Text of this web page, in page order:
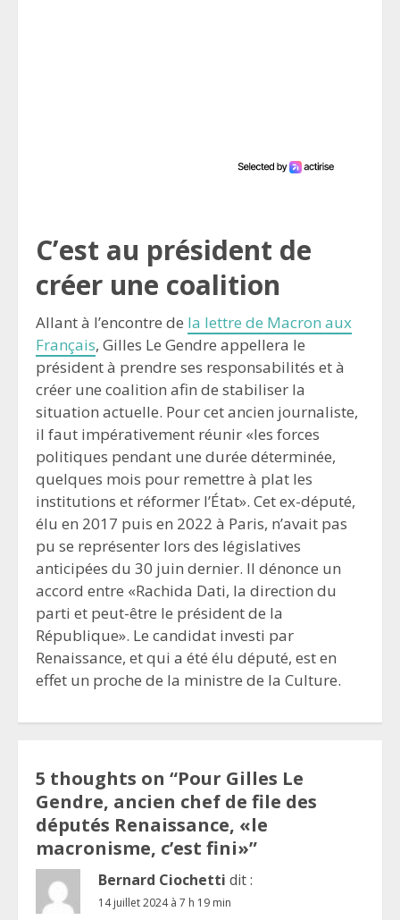
C’est au président de
créer une coalition
Allant à l’encontre de la lettre de Macron aux
Français, Gilles Le Gendre appellera le
président à prendre ses responsabilités et à
créer une coalition afin de stabiliser la
situation actuelle. Pour cet ancien journaliste,
il faut impérativement réunir «les forces
politiques pendant une durée déterminée,
quelques mois pour remettre à plat les
institutions et réformer l’État». Cet ex-député,
élu en 2017 puis en 2022 à Paris, n’avait pas
pu se représenter lors des législatives
anticipées du 30 juin dernier. Il dénonce un
accord entre «Rachida Dati, la direction du
parti et peut-être le président de la
République». Le candidat investi par
Renaissance, et qui a été élu député, est en
effet un proche de la ministre de la Culture.
5 thoughts on “Pour Gilles Le
Gendre, ancien chef de file des
députés Renaissance, «le
macronisme, c’est fini»”
Bernard Ciochetti dit :
14 juillet 2024 à 7 h 19 min